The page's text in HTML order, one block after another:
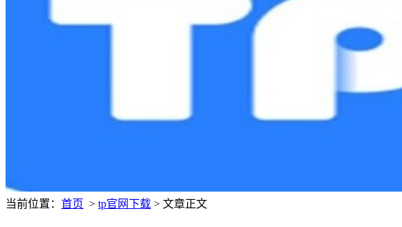
当前位置： 首页 > tp官网下载 > 文章正文